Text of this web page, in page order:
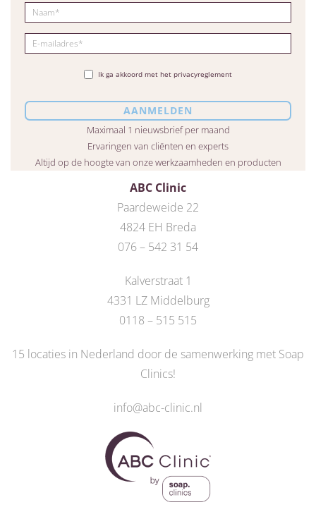
ABC Clinic
Paardeweide 22
4824 EH Breda
076 – 542 31 54
Kalverstraat 1
4331 LZ Middelburg
0118 – 515 515
15 locaties in Nederland door de samenwerking met Soap
Clinics!
info@abc-clinic.nl
Ik ga akkoord met het privacyreglement
Maximaal 1 nieuwsbrief per maand
Ervaringen van cliënten en experts
Altijd op de hoogte van onze werkzaamheden en producten